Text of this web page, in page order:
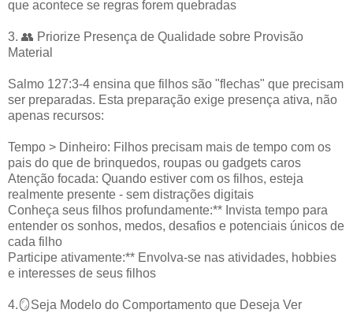
que acontece se regras forem quebradas
3. 👥 Priorize Presença de Qualidade sobre Provisão
Material
Salmo 127:3-4 ensina que filhos são "flechas" que precisam
ser preparadas. Esta preparação exige presença ativa, não
apenas recursos:
Tempo > Dinheiro: Filhos precisam mais de tempo com os
pais do que de brinquedos, roupas ou gadgets caros
Atenção focada: Quando estiver com os filhos, esteja
realmente presente - sem distrações digitais
Conheça seus filhos profundamente:** Invista tempo para
entender os sonhos, medos, desafios e potenciais únicos de
cada filho
Participe ativamente:** Envolva-se nas atividades, hobbies
e interesses de seus filhos
4.🪞Seja Modelo do Comportamento que Deseja Ver